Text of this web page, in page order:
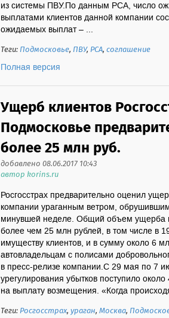
из системы ПВУ.По данным РСА, число
выплатами клиентов данной компании
ожидаемых выплат – ...
Теги:Подмосковье, ПВУ, РСА,соглашение
Полная версия
Ущерб клиентов
Подмосковье
более 25 млн руб.
добавлено 08.06.2017 10:43
автор korins.ru
Росгосстрах предварительно оценил
компании ураганным ветром,
минувшей неделе. Общий объем ущерба
более чем 25 млн рублей, в том числе в
имуществу клиентов, и в сумму около 6
автовладельцам с полисами
в пресс-релизе компании.С 29 мая по 7
урегулирования убытков поступило
на выплату возмещения. «Когда
Теги:Росгосстрах,ураган,Москва,